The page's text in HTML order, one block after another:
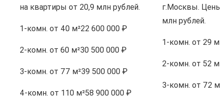
на квартиры от 20,9 млн рублей.
1-комн. от 40 м²22 600 000 ₽
2-комн. от 60 м²30 500 000 ₽
3-комн. от 77 м²39 500 000 ₽
4-комн. от 110 м²58 900 000 ₽
г.Москвы.
млн рублей.
1-комн. от 29
2-комн. от 52
3-комн. от 72